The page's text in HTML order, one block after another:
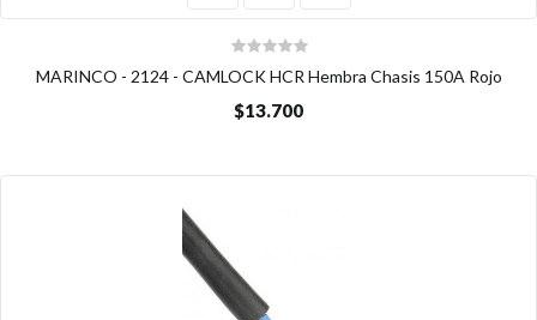
MARINCO - 2124 - CAMLOCK HCR Hembra Chasis 150A Rojo
$13.700